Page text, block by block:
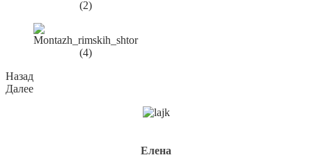
Назад
Далее
Елена